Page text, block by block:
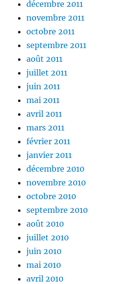
décembre 2011
novembre 2011
octobre 2011
septembre 2011
août 2011
juillet 2011
juin 2011
mai 2011
avril 2011
mars 2011
février 2011
janvier 2011
décembre 2010
novembre 2010
octobre 2010
septembre 2010
août 2010
juillet 2010
juin 2010
mai 2010
avril 2010